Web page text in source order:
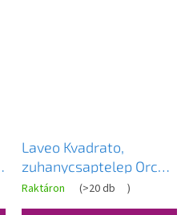
Laveo Kvadrato,
zuhanycsaptelep Orca
kézizuhannyal, matt
fekete, LAV-BLQA740D
A
termék
Raktáron (>20 db )